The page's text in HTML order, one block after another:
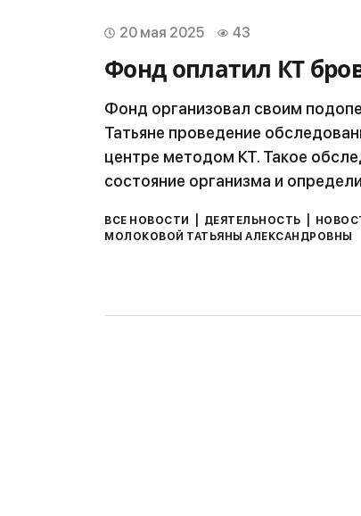
20 мая 2025 43
Фонд оплатил КТ
Фонд организовал своим
Татьяне проведение
центре методом КТ. Такое
состояние организма и
ВСЕ НОВОСТИ | ДЕЯТЕЛЬНОСТЬ |
МОЛОКОВОЙ ТАТЬЯНЫ АЛЕКСАНДРОВНЫ